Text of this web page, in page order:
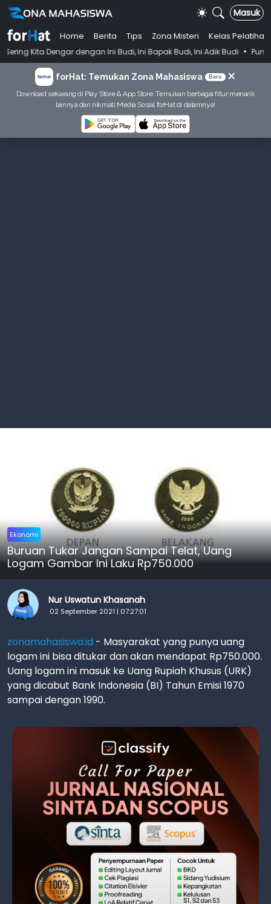
Masuk
Home Berita Tips Zona Misteri
Kelas Pelatihan
dengan Ini Budi, Ini Bapak Budi, Ini Adik Budi • Punya Tujuan
forHat: Temukan Zona Mahasiswa Baru ×
Download sekarang di Play Store & App Store. Temukan berbagai fitur menarik
lainnya dan nikmati Media Sosial forHat di dalamnya!
Ekonomi
Buruan Tukar Jangan Sampai Telat, Uang
Logam Gambar Ini Laku Rp750.000
Nur Uswatun Khasanah
02 September 2021 | 07:27:01
zonamahasiswa.id - Masyarakat yang punya uang
logam ini bisa ditukar dan akan mendapat Rp750.000.
Uang logam ini masuk ke Uang Rupiah Khusus (URK)
yang dicabut Bank Indonesia (BI) Tahun Emisi 1970
sampai dengan 1990.